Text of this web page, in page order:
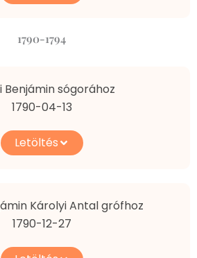
1790-1794
Benjámin sógorához
1790-04-13
Letöltés
Károlyi Antal grófhoz
1790-12-27